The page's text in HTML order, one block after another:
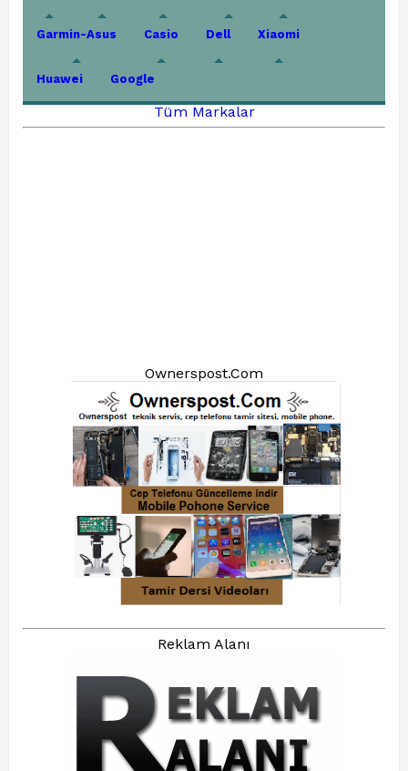
Garmin-Asus Casio Dell Xiaomi
Huawei Google
Tüm Markalar
Ownerspost.Com
Reklam Alanı